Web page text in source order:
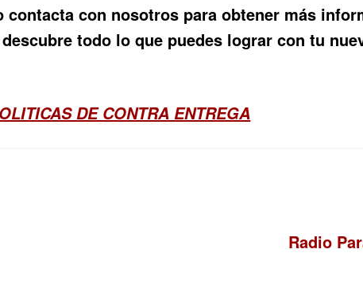
con nosotros para obtener más
todo lo que puedes lograr con tu
DE CONTRA ENTREGA
Radio